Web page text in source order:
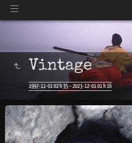
Vintage
1997-11-01 02 h 35 – 2023-12-01 01 h 16